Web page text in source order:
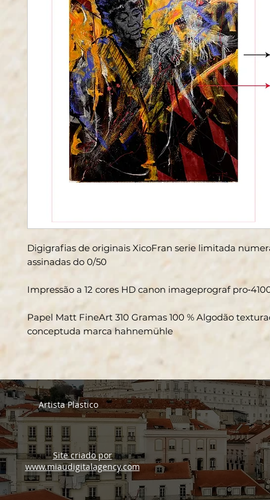
Digigrafias de originais XicoFran serie limitada
assinadas do 0/50
Impressão a 12 cores HD canon imageprograf
Papel Matt FineArt 310 Gramas 100 % Algodão
conceptuda marca hahnemühle
Artista Plastico
Site criado por
www.miaudigitalagency.com